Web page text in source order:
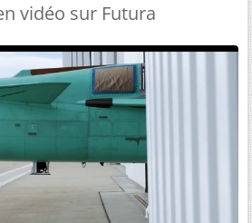
vidéo sur Futura